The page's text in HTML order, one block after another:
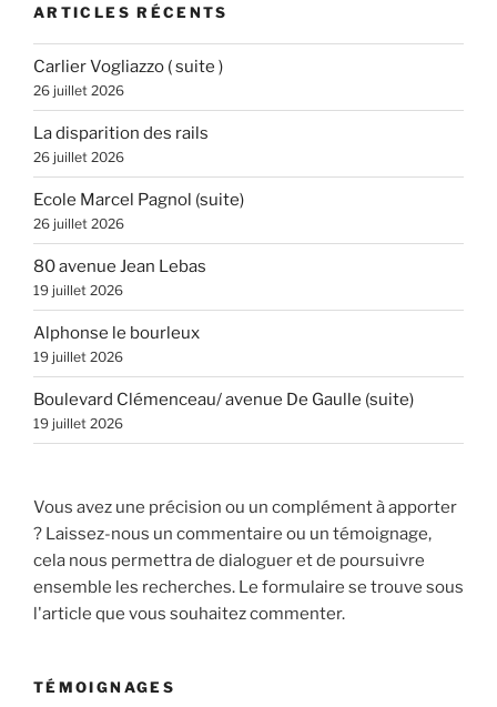
ARTICLES RÉCENTS
Carlier Vogliazzo ( suite )
26 juillet 2026
La disparition des rails
26 juillet 2026
Ecole Marcel Pagnol (suite)
26 juillet 2026
80 avenue Jean Lebas
19 juillet 2026
Alphonse le bourleux
19 juillet 2026
Boulevard Clémenceau/ avenue De Gaulle (suite)
19 juillet 2026
Vous avez une précision ou un complément à apporter
? Laissez-nous un commentaire ou un témoignage,
cela nous permettra de dialoguer et de poursuivre
ensemble les recherches. Le formulaire se trouve sous
l'article que vous souhaitez commenter.
TÉMOIGNAGES